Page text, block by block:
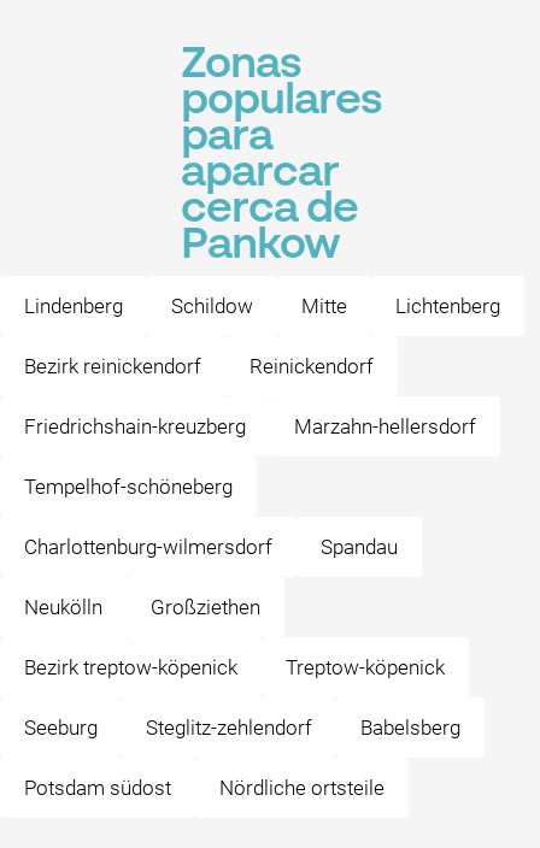
Zonas
populares
para
aparcar
cerca de
Pankow
Lindenberg Schildow Mitte Lichtenberg
Bezirk reinickendorf Reinickendorf
Friedrichshain-kreuzberg Marzahn-hellersdorf
Tempelhof-schöneberg
Charlottenburg-wilmersdorf Spandau
Neukölln Großziethen
Bezirk treptow-köpenick Treptow-köpenick
Seeburg Steglitz-zehlendorf Babelsberg
Potsdam südost Nördliche ortsteile